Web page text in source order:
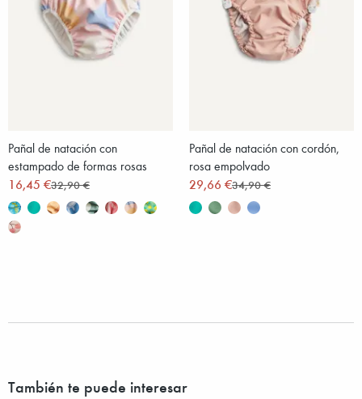
Pañal de natación con
estampado de formas rosas
16,45 €32,90 €
Pañal de natación con cordón,
rosa empolvado
29,66 €34,90 €
También te puede interesar